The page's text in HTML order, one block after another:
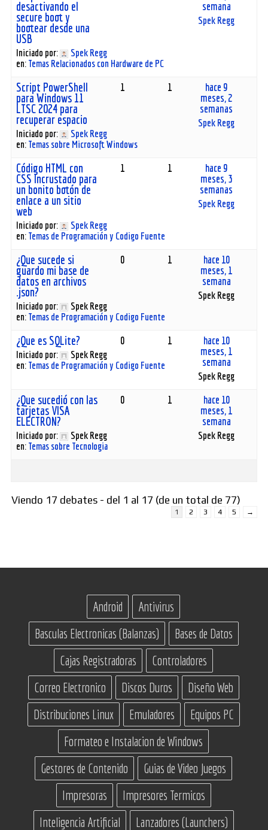
desactivando el
secure boot y
bootear desde una
USB
Iniciado por:
Spek Regg
en: Temas Relacionados con Hardware de PC
semana
Spek Regg
Script PowerShell
para Windows 11
LTSC 2024 para
recuperar espacio
Iniciado por:
Spek Regg
en: Temas sobre Microsoft Windows
1 1
hace 9
meses, 2
semanas
Spek Regg
Código HTML con
CSS Incrustado para
un bonito botón de
enlace a un sitio
web
Iniciado por:
Spek Regg
en: Temas de Programación y Codigo Fuente
1 1
hace 9
meses, 3
semanas
Spek Regg
¿Que sucede si
guardo mi base de
datos en archivos
.json?
Iniciado por:
Spek Regg
en: Temas de Programación y Codigo Fuente
0 1
hace 10
meses, 1
semana
Spek Regg
¿Que es SQLite?
Iniciado por:
Spek Regg
en: Temas de Programación y Codigo Fuente
0 1
hace 10
meses, 1
semana
Spek Regg
¿Que sucedió con las
tarjetas VISA
ELECTRON?
Iniciado por:
Spek Regg
en: Temas sobre Tecnologia
0 1
hace 10
meses, 1
semana
Spek Regg
Viendo 17 debates - del 1 al 17 (de un total de 77)
1 2 3 4 5 →
Android
Antivirus
Basculas Electronicas (Balanzas)
Bases de Datos
Cajas Registradoras
Controladores
Correo Electronico
Discos Duros
Diseño Web
Distribuciones Linux
Emuladores
Equipos PC
Formateo e Instalacion de Windows
Gestores de Contenido
Guias de Video Juegos
Impresoras
Impresores Termicos
Inteligencia Artificial
Lanzadores (Launchers)